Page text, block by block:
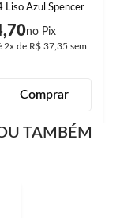
Liso Azul Spencer
2x de R$ 37,35 sem
Comprar
TAMBÉM